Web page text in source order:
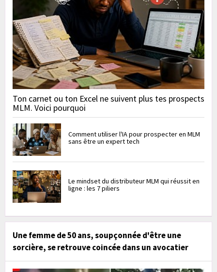
Ton carnet ou ton Excel ne suivent plus tes prospects
MLM. Voici pourquoi
Comment utiliser l'IA pour prospecter en MLM
sans être un expert tech
Le mindset du distributeur MLM qui réussit en
ligne : les 7 piliers
Une femme de 50 ans, soupçonnée d'être une
sorcière, se retrouve coincée dans un avocatier